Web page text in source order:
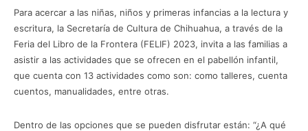
Para acercar a las niñas, niños y primeras infancias a la lectura y
escritura, la Secretaría de Cultura de Chihuahua, a través de la
Feria del Libro de la Frontera (FELIF) 2023, invita a las familias a
asistir a las actividades que se ofrecen en el pabellón infantil,
que cuenta con 13 actividades como son: como talleres, cuenta
cuentos, manualidades, entre otras.
Dentro de las opciones que se pueden disfrutar están: “¿A qué